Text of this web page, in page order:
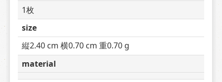
1枚
size
縦2.40 cm 横0.70 cm 重0.70 g
material